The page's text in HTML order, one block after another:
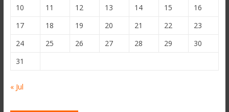
10
11 12 13 14 15
16
17
18 19 20 21 22
23
24
25 26 27 28 29
30
31
« Jul